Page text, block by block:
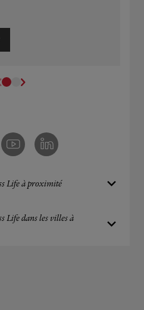
Youtube Linkedin
Life à proximité
Life dans les villes à